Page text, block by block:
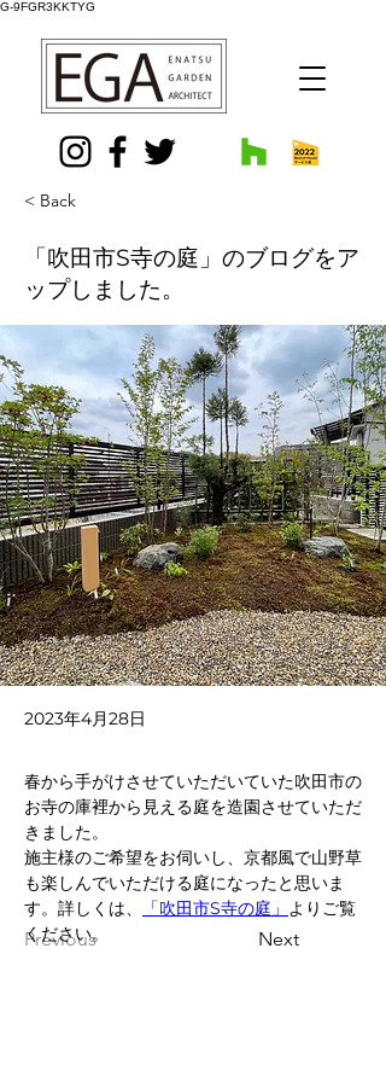
G-9FGR3KKTYG
< Back
「吹田市S寺の庭」のブログをア
ップしました。
2023年4月28日
Previous Next
春から手がけさせていただいていた吹田市の
お寺の庫裡から見える庭を造園させていただ
きました。
施主様のご希望をお伺いし、京都風で山野草
も楽しんでいただける庭になったと思いま
す。詳しくは、
「吹田市S寺の庭」 よりご覧
ください。